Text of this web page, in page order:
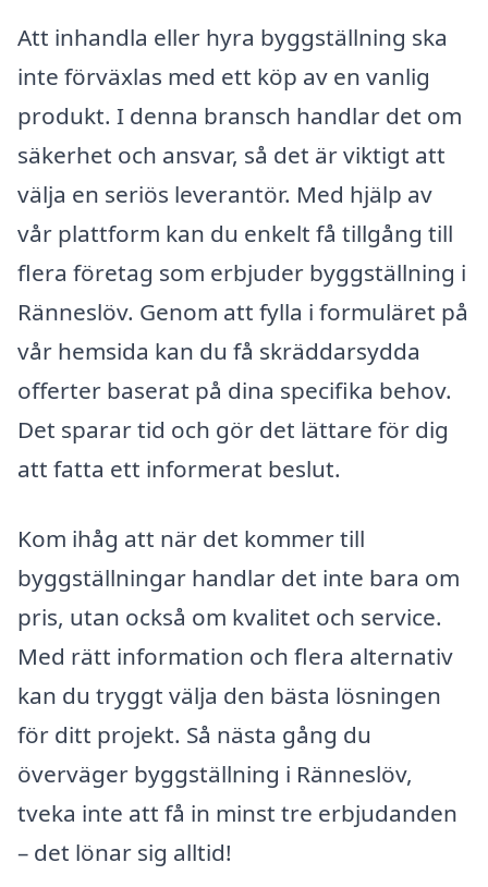
Att inhandla eller hyra byggställning ska
inte förväxlas med ett köp av en vanlig
produkt. I denna bransch handlar det om
säkerhet och ansvar, så det är viktigt att
välja en seriös leverantör. Med hjälp av
vår plattform kan du enkelt få tillgång till
flera företag som erbjuder byggställning i
Ränneslöv. Genom att fylla i formuläret på
vår hemsida kan du få skräddarsydda
offerter baserat på dina specifika behov.
Det sparar tid och gör det lättare för dig
att fatta ett informerat beslut.
Kom ihåg att när det kommer till
byggställningar handlar det inte bara om
pris, utan också om kvalitet och service.
Med rätt information och flera alternativ
kan du tryggt välja den bästa lösningen
för ditt projekt. Så nästa gång du
överväger byggställning i Ränneslöv,
tveka inte att få in minst tre erbjudanden
– det lönar sig alltid!